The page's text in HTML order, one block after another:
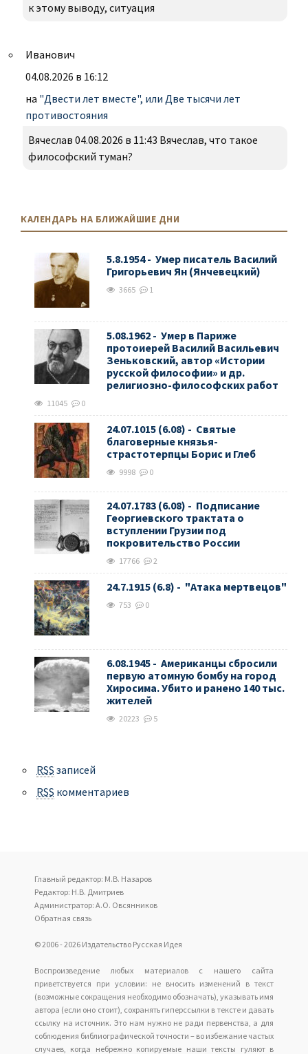
к этому выводу, ситуация
Иванович
04.08.2026 в 16:12
на "Двести лет вместе", или Две тысячи лет
противостояния
Вячеслав 04.08.2026 в 11:43 Вячеслав, что такое
философский туман?
КАЛЕНДАРЬ НА БЛИЖАЙШИЕ ДНИ
5.8.1954 - Умер писатель Василий
Григорьевич Ян (Янчевецкий)
3665 1
5.08.1962 - Умер в Париже
протоиерей Василий Васильевич
Зеньковский, автор «Истории
русской философии» и др.
религиозно-философских работ
11045 0
24.07.1015 (6.08) - Святые
благоверные князья-
страстотерпцы Борис и Глеб
9998 0
24.07.1783 (6.08) - Подписание
Георгиевского трактата о
вступлении Грузии под
покровительство России
17766 2
24.7.1915 (6.8) - "Атака мертвецов"
753 0
6.08.1945 - Американцы сбросили
первую атомную бомбу на город
Хиросима. Убито и ранено 140 тыс.
жителей
20223 5
RSS записей
RSS комментариев
Главный редактор: М.В. Назаров
Редактор: Н.В. Дмитриев
Администратор: А.О. Овсянников
Обратная связь
© 2006 - 2026 Издательство Русская Идея
Воспроизведение любых материалов с нашего сайта
приветствуется при условии: не вносить изменений в текст
(возможные сокращения необходимо обозначать), указывать имя
автора (если оно стоит), сохранять гиперссылки в тексте и давать
ссылку на источник. Это нам нужно не ради первенства, а для
соблюдения библиографической точности – во избежание частых
случаев, когда небрежно копируемые наши тексты гуляют в